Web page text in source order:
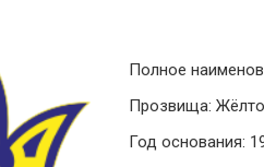
Полное
Прозвища:
Год основания: